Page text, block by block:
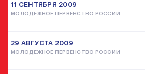
11 СЕНТЯБРЯ 2009
МОЛОДЕЖНОЕ ПЕРВЕНСТВО РОССИИ
29 АВГУСТА 2009
МОЛОДЕЖНОЕ ПЕРВЕНСТВО РОССИИ